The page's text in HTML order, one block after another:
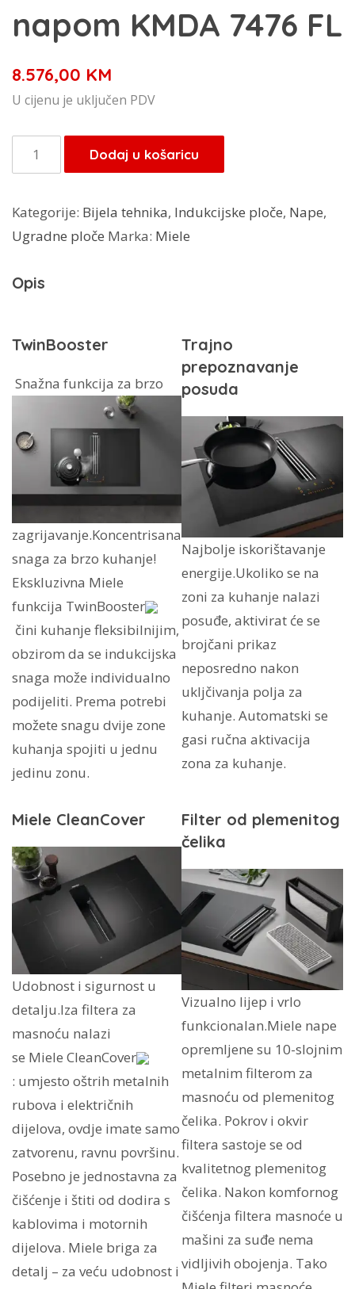
napom KMDA 7476 FL
8.576,00 KM
U cijenu je uključen PDV
Miele
indukcijska
s
integriranom
KMDA
FL
Dodaj u košaricu
Kategorije: Bijela tehnika, Indukcijske ploče, Nape,
Ugradne ploče Marka: Miele
Opis
TwinBooster
Snažna funkcija za brzo
zagrijavanje.Koncentrisana
snaga za brzo kuhanje!
Ekskluzivna Miele
funkcija TwinBooster
čini kuhanje fleksibilnijim,
obzirom da se indukcijska
snaga može individualno
podijeliti. Prema potrebi
možete snagu dvije zone
kuhanja spojiti u jednu
jedinu zonu.
Trajno
prepoznavanje
posuda
Najbolje iskorištavanje
energije.Ukoliko se na
zoni za kuhanje nalazi
posuđe, aktivirat će se
brojčani prikaz
neposredno nakon
ukljčivanja polja za
kuhanje. Automatski se
gasi ručna aktivacija
zona za kuhanje.
Miele CleanCover
Udobnost i sigurnost u
detalju.Iza filtera za
masnoću nalazi
se Miele CleanCover
: umjesto oštrih metalnih
rubova i električnih
dijelova, ovdje imate samo
zatvorenu, ravnu površinu.
Posebno je jednostavna za
čišćenje i štiti od dodira s
kablovima i motornih
dijelova. Miele briga za
detalj – za veću udobnost i
Filter od plemenitog
čelika
Vizualno lijep i vrlo
funkcionalan.Miele nape
opremljene su 10-slojnim
metalnim filterom za
masnoću od plemenitog
čelika. Pokrov i okvir
filtera sastoje se od
kvalitetnog plemenitog
čelika. Nakon komfornog
čišćenja filtera masnoće u
mašini za suđe nema
vidljivih obojenja. Tako